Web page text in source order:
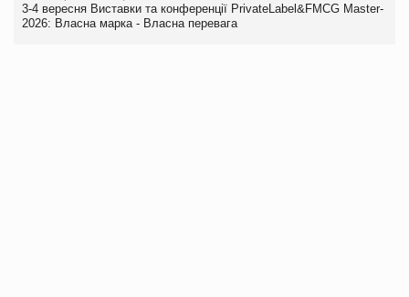
3-4 вересня Виставки та конференції PrivateLabel&FMCG Master-
2026: Власна марка - Власна перевага